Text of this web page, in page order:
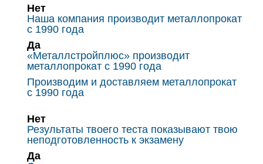
Нет
Наша компания производит металлопрокат
с 1990 года
Да
«Металлстройплюс» производит
металлопрокат с 1990 года
Производим и доставляем металлопрокат
с 1990 года
Нет
Результаты твоего теста показывают твою
неподготовленность к экзамену
Да